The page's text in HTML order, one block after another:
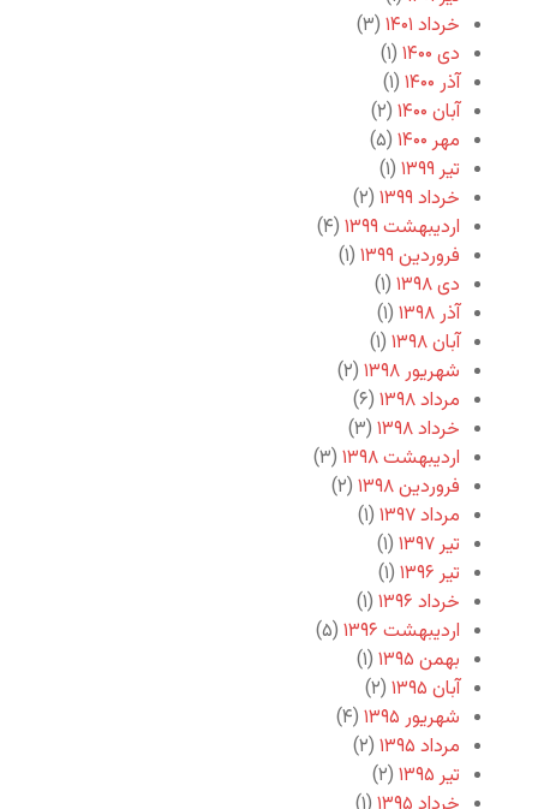
خرداد ۱۴۰۱
(۳)
دی ۱۴۰۰
(۱)
آذر ۱۴۰۰
(۱)
آبان ۱۴۰۰
(۲)
مهر ۱۴۰۰
(۵)
تیر ۱۳۹۹
(۱)
خرداد ۱۳۹۹
(۲)
اردیبهشت ۱۳۹۹
(۴)
فروردین ۱۳۹۹
(۱)
دی ۱۳۹۸
(۱)
آذر ۱۳۹۸
(۱)
آبان ۱۳۹۸
(۱)
شهریور ۱۳۹۸
(۲)
مرداد ۱۳۹۸
(۶)
خرداد ۱۳۹۸
(۳)
اردیبهشت ۱۳۹۸
(۳)
فروردین ۱۳۹۸
(۲)
مرداد ۱۳۹۷
(۱)
تیر ۱۳۹۷
(۱)
تیر ۱۳۹۶
(۱)
خرداد ۱۳۹۶
(۱)
اردیبهشت ۱۳۹۶
(۵)
بهمن ۱۳۹۵
(۱)
آبان ۱۳۹۵
(۲)
شهریور ۱۳۹۵
(۴)
مرداد ۱۳۹۵
(۲)
تیر ۱۳۹۵
(۲)